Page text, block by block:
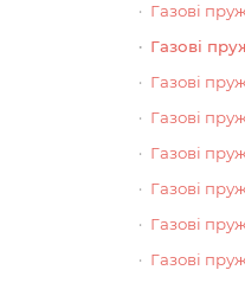
Газові
Газові
Газові
Газові
Газові
Газові
Газові
Газові